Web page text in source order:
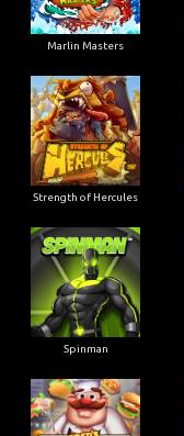
Marlin Masters
Strength of Hercules
Spinman